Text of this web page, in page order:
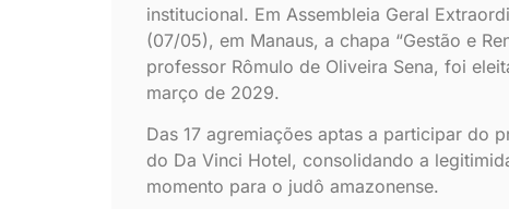
institucional. Em Assembleia Geral
(07/05), em Manaus, a chapa “Gestão e
professor Rômulo de Oliveira Sena, foi
março de 2029.
Das 17 agremiações aptas a participar do
do Da Vinci Hotel, consolidando a
momento para o judô amazonense.